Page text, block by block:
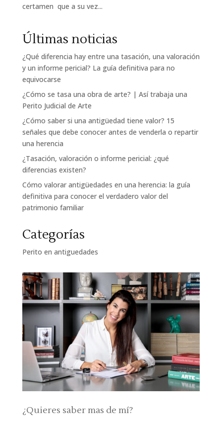
certamen que a su vez...
Últimas noticias
¿Qué diferencia hay entre una tasación, una valoración
y un informe pericial? La guía definitiva para no
equivocarse
¿Cómo se tasa una obra de arte? | Así trabaja una
Perito Judicial de Arte
¿Cómo saber si una antigüedad tiene valor? 15
señales que debe conocer antes de venderla o repartir
una herencia
¿Tasación, valoración o informe pericial: ¿qué
diferencias existen?
Cómo valorar antigüedades en una herencia: la guía
definitiva para conocer el verdadero valor del
patrimonio familiar
Categorías
Perito en antiguedades
¿Quieres saber mas de mí?